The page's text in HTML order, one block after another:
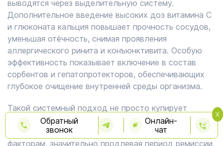
выводятся через выделительную систему.
Дополнительное введение высоких доз витамина С
и глюконата кальция повышает прочность сосудов,
уменьшая отёчность, снимая проявления
аллергического ринита и конъюнктивита. Особую
эффективность показывает включение в состав
сорбентов и гепатопротекторов, обеспечивающих
глубокое очищение внутренней среды организма.
Такой системный подход не просто купирует
очередной приступ, а планомерно снижает
чувствительность организма к раздражающим
факторам, значительно продлевая период ремиссии,
Обратный
звонок
Онлайн-
чат